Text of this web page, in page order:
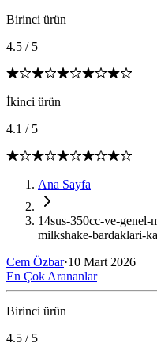
Birinci ürün
4.5 / 5
İkinci ürün
4.1 / 5
Ana Sayfa
14sus-350cc-ve-
milkshake-bardaklari-
Cem Özbar·10 Mart 2026
En Çok Arananlar
Birinci ürün
4.5 / 5